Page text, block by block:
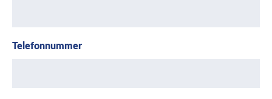
Telefonnummer